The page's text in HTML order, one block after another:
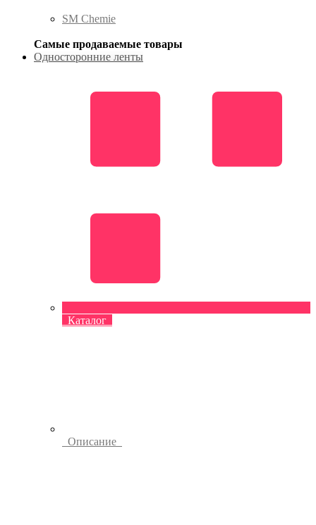
SM Chemie
Самые продаваемые товары
Односторонние ленты
Каталог
Описание